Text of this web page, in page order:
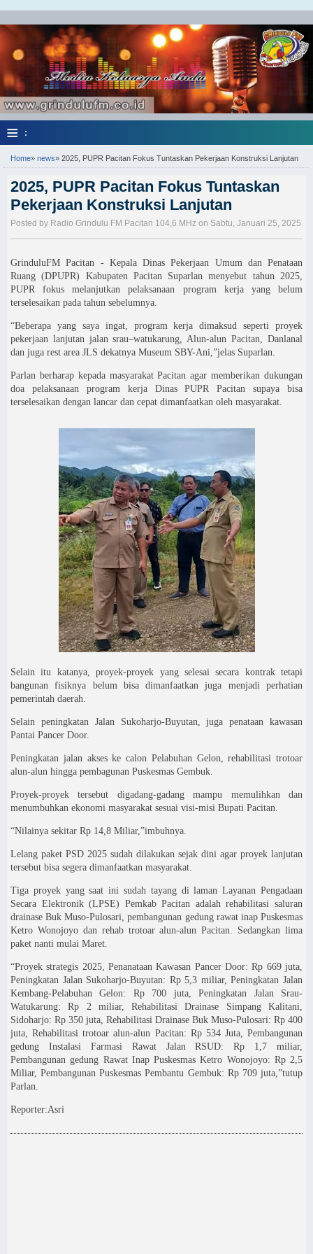
≡ :
Home» news» 2025, PUPR Pacitan Fokus Tuntaskan Pekerjaan Konstruksi Lanjutan
2025, PUPR Pacitan Fokus Tuntaskan
Pekerjaan Konstruksi Lanjutan
Posted by Radio Grindulu FM Pacitan 104,6 MHz on Sabtu, Januari 25, 2025
GrinduluFM Pacitan - Kepala Dinas Pekerjaan Umum dan Penataan
Ruang (DPUPR) Kabupaten Pacitan Suparlan menyebut tahun 2025,
PUPR fokus melanjutkan pelaksanaan program kerja yang belum
terselesaikan pada tahun sebelumnya.
“Beberapa yang saya ingat, program kerja dimaksud seperti proyek
pekerjaan lanjutan jalan srau–watukarung, Alun-alun Pacitan, Danlanal
dan juga rest area JLS dekatnya Museum SBY-Ani,”jelas Suparlan.
Parlan berharap kepada masyarakat Pacitan agar memberikan dukungan
doa pelaksanaan program kerja Dinas PUPR Pacitan supaya bisa
terselesaikan dengan lancar dan cepat dimanfaatkan oleh masyarakat.
Selain itu katanya, proyek-proyek yang selesai secara kontrak tetapi
bangunan fisiknya belum bisa dimanfaatkan juga menjadi perhatian
pemerintah daerah.
Selain peningkatan Jalan Sukoharjo-Buyutan, juga penataan kawasan
Pantai Pancer Door.
Peningkatan jalan akses ke calon Pelabuhan Gelon, rehabilitasi trotoar
alun-alun hingga pembagunan Puskesmas Gembuk.
Proyek-proyek tersebut digadang-gadang mampu memulihkan dan
menumbuhkan ekonomi masyarakat sesuai visi-misi Bupati Pacitan.
“Nilainya sekitar Rp 14,8 Miliar,”imbuhnya.
Lelang paket PSD 2025 sudah dilakukan sejak dini agar proyek lanjutan
tersebut bisa segera dimanfaatkan masyarakat.
Tiga proyek yang saat ini sudah tayang di laman Layanan Pengadaan
Secara Elektronik (LPSE) Pemkab Pacitan adalah rehabilitasi saluran
drainase Buk Muso-Pulosari, pembangunan gedung rawat inap Puskesmas
Ketro Wonojoyo dan rehab trotoar alun-alun Pacitan. Sedangkan lima
paket nanti mulai Maret.
“Proyek strategis 2025, Penanataan Kawasan Pancer Door: Rp 669 juta,
Peningkatan Jalan Sukoharjo-Buyutan: Rp 5,3 miliar, Peningkatan Jalan
Kembang-Pelabuhan Gelon: Rp 700 juta, Peningkatan Jalan Srau-
Watukarung: Rp 2 miliar, Rehabilitasi Drainase Simpang Kalitani,
Sidoharjo: Rp 350 juta, Rehabilitasi Drainase Buk Muso-Pulosari: Rp 400
juta, Rehabilitasi trotoar alun-alun Pacitan: Rp 534 Juta, Pembangunan
gedung Instalasi Farmasi Rawat Jalan RSUD: Rp 1,7 miliar,
Pembangunan gedung Rawat Inap Puskesmas Ketro Wonojoyo: Rp 2,5
Miliar, Pembangunan Puskesmas Pembantu Gembuk: Rp 709 juta,”tutup
Parlan.
Reporter:Asri